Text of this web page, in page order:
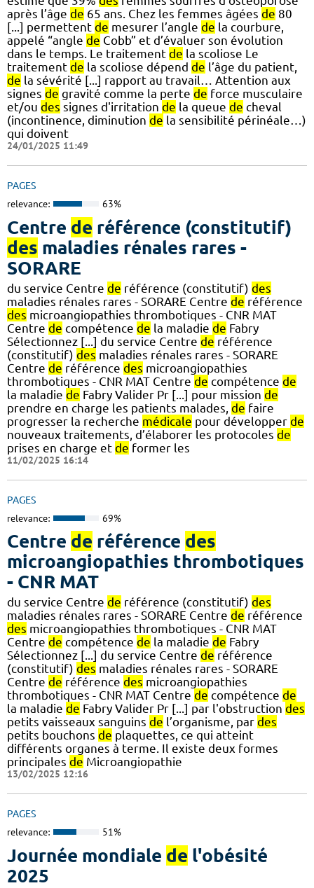
après l’âge de 65 ans. Chez les femmes âgées de 80
[...] permettent de mesurer l’angle de la courbure,
appelé “angle de Cobb” et d’évaluer son évolution
dans le temps. Le traitement de la scoliose Le
traitement de la scoliose dépend de l’âge du patient,
de la sévérité [...] rapport au travail… Attention aux
signes de gravité comme la perte de force musculaire
et/ou des signes d'irritation de la queue de cheval
(incontinence, diminution de la sensibilité périnéale…)
qui doivent
24/01/2025 11:49
PAGES
relevance: 63%
Centre de référence (constitutif)
des maladies rénales rares -
SORARE
du service Centre de référence (constitutif) des
maladies rénales rares - SORARE Centre de référence
des microangiopathies thrombotiques - CNR MAT
Centre de compétence de la maladie de Fabry
Sélectionnez [...] du service Centre de référence
(constitutif) des maladies rénales rares - SORARE
Centre de référence des microangiopathies
thrombotiques - CNR MAT Centre de compétence de
la maladie de Fabry Valider Pr [...] pour mission de
prendre en charge les patients malades, de faire
progresser la recherche médicale pour développer de
nouveaux traitements, d’élaborer les protocoles de
prises en charge et de former les
11/02/2025 16:14
PAGES
relevance: 69%
Centre de référence des
microangiopathies thrombotiques
- CNR MAT
du service Centre de référence (constitutif) des
maladies rénales rares - SORARE Centre de référence
des microangiopathies thrombotiques - CNR MAT
Centre de compétence de la maladie de Fabry
Sélectionnez [...] du service Centre de référence
(constitutif) des maladies rénales rares - SORARE
Centre de référence des microangiopathies
thrombotiques - CNR MAT Centre de compétence de
la maladie de Fabry Valider Pr [...] par l'obstruction des
petits vaisseaux sanguins de l’organisme, par des
petits bouchons de plaquettes, ce qui atteint
différents organes à terme. Il existe deux formes
principales de Microangiopathie
13/02/2025 12:16
PAGES
relevance: 51%
Journée mondiale de l'obésité
2025